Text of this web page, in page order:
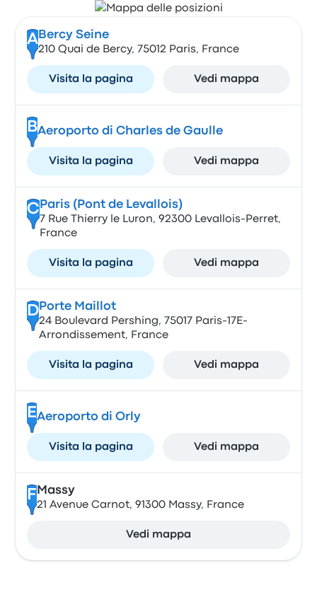
A Bercy Seine
210 Quai de Bercy, 75012 Paris, France
Visita la pagina Vedi mappa
BAeroporto di Charles de Gaulle
Visita la pagina Vedi mappa
CParis (Pont de Levallois)
7 Rue Thierry le Luron, 92300 Levallois-Perret,
France
Visita la pagina Vedi mappa
DPorte Maillot
24 Boulevard Pershing, 75017 Paris-17E-
Arrondissement, France
Visita la pagina Vedi mappa
EAeroporto di Orly
Visita la pagina Vedi mappa
F Massy
21 Avenue Carnot, 91300 Massy, France
Vedi mappa